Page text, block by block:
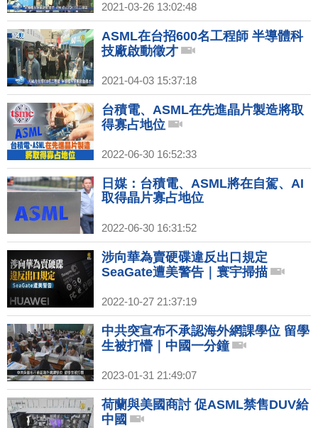
2021-03-26 13:02:48
ASML在台招600名工程師 半導體科
技廠啟動徵才
2021-04-03 15:37:18
台積電、ASML在先進晶片製造將取
得寡占地位
2022-06-30 16:52:33
日媒：台積電、ASML將在自駕、AI
取得晶片寡占地位
2022-06-30 16:31:52
涉向華為賣硬碟違反出口規定
SeaGate遭美警告｜寰宇掃描
2022-10-27 21:37:19
中共突宣布不承認海外網課學位 留學
生被打懵｜中國一分鐘
2023-01-31 21:49:07
荷蘭與美國商討 促ASML禁售DUV給
中國